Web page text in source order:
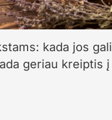
kada jos gali
geriau kreiptis į